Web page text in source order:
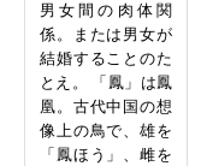
男女間の肉体関
係。または男女が
結婚することのた
とえ。 「鳳」は鳳
凰。古代中国の想
像上の鳥で、雄を
「鳳ほう」、雌を